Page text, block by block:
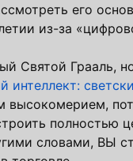
его
из-за
Святой Грааль,
интеллект:
высокомерием,
полностью
словами, ВЫ